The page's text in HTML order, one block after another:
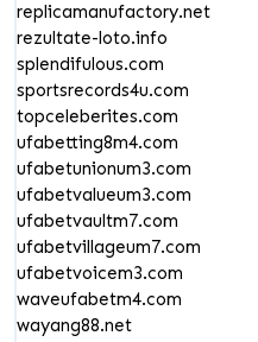
replicamanufactory.net
rezultate-loto.info
splendifulous.com
sportsrecords4u.com
topceleberites.com
ufabetting8m4.com
ufabetunionum3.com
ufabetvalueum3.com
ufabetvaultm7.com
ufabetvillageum7.com
ufabetvoicem3.com
waveufabetm4.com
wayang88.net